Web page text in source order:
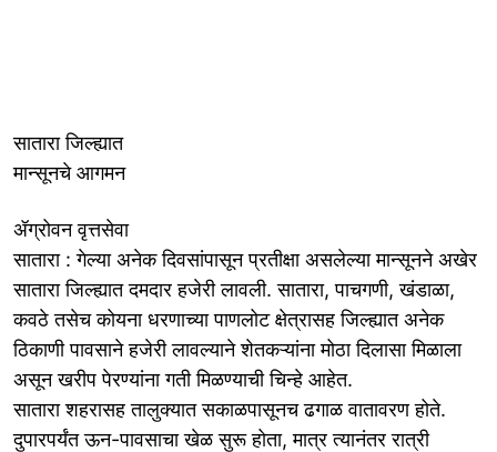
सातारा जिल्ह्यात
मान्सूनचे आगमन
ॲग्रोवन वृत्तसेवा
सातारा : गेल्या अनेक दिवसांपासून प्रतीक्षा असलेल्या मान्सूनने अखेर
सातारा जिल्ह्यात दमदार हजेरी लावली. सातारा, पाचगणी, खंडाळा,
कवठे तसेच कोयना धरणाच्या पाणलोट क्षेत्रासह जिल्ह्यात अनेक
ठिकाणी पावसाने हजेरी लावल्याने शेतकऱ्यांना मोठा दिलासा मिळाला
असून खरीप पेरण्यांना गती मिळण्याची चिन्हे आहेत.
सातारा शहरासह तालुक्यात सकाळपासूनच ढगाळ वातावरण होते.
दुपारपर्यंत ऊन-पावसाचा खेळ सुरू होता, मात्र त्यानंतर रात्री